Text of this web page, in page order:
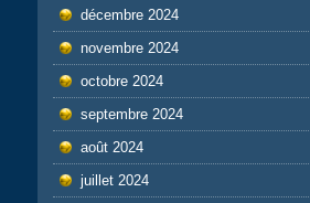
décembre 2024
novembre 2024
octobre 2024
septembre 2024
août 2024
juillet 2024